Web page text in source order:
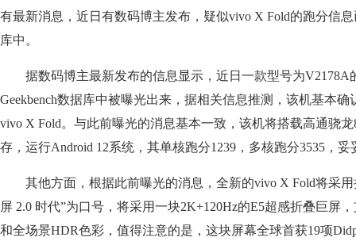
有最新消息，近日有数码博主发布，疑似vivo X Fold的跑分信息
库中。
据数码博主最新发布的信息显示，近日一款型号为V2178A
Geekbench数据库中被曝光出来，据相关信息推测，该机基本
vivo X Fold。与此前曝光的消息基本一致，该机将搭载高通骁
存，运行Android 12系统，其单核跑分1239，多核跑分3535，
其他方面，根据此前曝光的消息，全新的vivo X Fold将采
屏 2.0 时代”为口号，将采用一块2K+120Hz的E5超感折叠巨屏
和全场景HDR色彩，值得注意的是，这块屏幕全球首获19项